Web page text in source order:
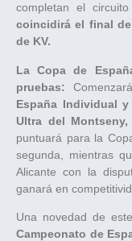
completan el
coincidirá el final
de KV.
La Copa de
pruebas:
España Individual
Ultra del
puntuará para la
segunda, mientras
Alicante con la
ganará en
Una novedad de
Campeonato de